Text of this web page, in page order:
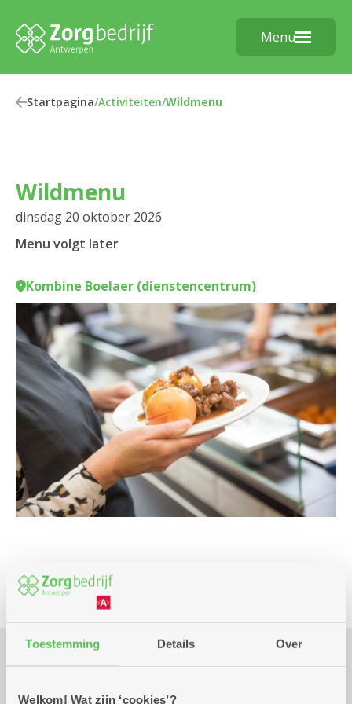
Toestemming Details Over
Welkom! Wat zijn ‘cookies’?
Menu
Startpagina/Activiteiten/Wildmenu
Wildmenu
dinsdag 20 oktober 2026
Menu volgt later
Kombine Boelaer (dienstencentrum)
Culinair